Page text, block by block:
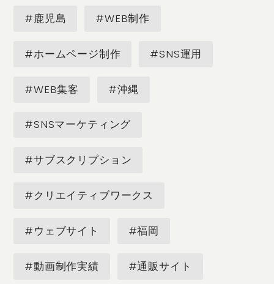
#鹿児島 #WEB制作
#ホームページ制作 #SNS運用
#WEB集客 #沖縄
#SNSマーケティング
#サブスクリプション
#クリエイティブワークス
#ウェブサイト #福岡
#動画制作実績 #通販サイト